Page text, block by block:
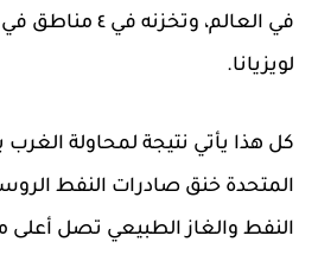
في العالم،
لويزيانا.
كل هذا يأتي نتيجة لمحاولة الغرب
المتحدة خنق صادرات النفط
النفط والغاز الطبيعي تصل أعلى